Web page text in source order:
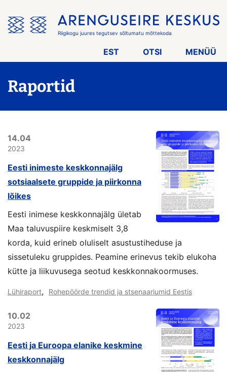
menüü
vahele
Riigikogu juures tegutsev sõltumatu mõttekoda
EST OTSI MENÜÜ
Raportid
14.04
2023
Eesti inimeste keskkonnajälg
sotsiaalsete gruppide ja piirkonna
lõikes
Eesti inimese keskkonnajälg ületab
Maa taluvuspiire keskmiselt 3,8
korda, kuid erineb oluliselt asustustiheduse ja
sissetuleku gruppides. Peamine erinevus tekib elukoha
kütte ja liikuvusega seotud keskkonnakoormuses.
Lühiraport, Rohepöörde trendid ja stsenaariumid Eestis
10.02
2023
Eesti ja Euroopa elanike keskmine
keskkonnajälg